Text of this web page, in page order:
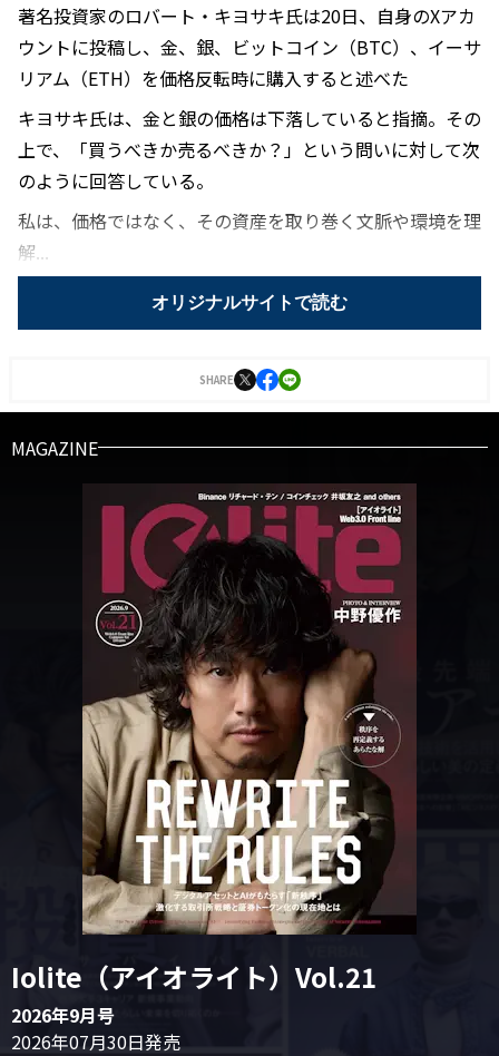
著名投資家のロバート・キヨサキ氏は20日、自身のXアカ
ウントに投稿し、金、銀、ビットコイン（BTC）、イーサ
リアム（ETH）を価格反転時に購入すると述べた
キヨサキ氏は、金と銀の価格は下落していると指摘。その
上で、「買うべきか売るべきか？」という問いに対して次
のように回答している。
私は、価格ではなく、その資産を取り巻く文脈や環境を理
解...
オリジナルサイトで読む
SHARE
MAGAZINE
Iolite（アイオライト）Vol.21
2026年9月号
2026年07月30日発売